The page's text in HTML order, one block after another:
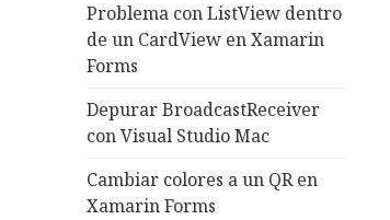
Problema con ListView dentro
de un CardView en Xamarin
Forms
Depurar BroadcastReceiver
con Visual Studio Mac
Cambiar colores a un QR en
Xamarin Forms